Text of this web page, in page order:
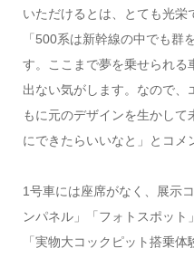
いただけるとは、とても光栄
「500系は新幹線の中でも群
す。ここまで夢を乗せられる
出ない気がします。なので、
もに元のデザインを生かし
にできたらいいなと」とコメ
1号車には座席がなく、展示
ンパネル」「フォトスポッ
「実物大コックピット搭乗